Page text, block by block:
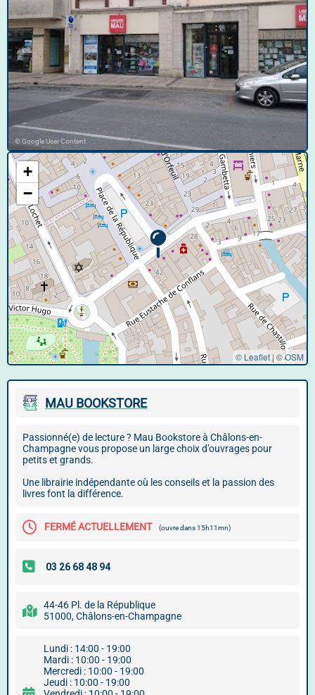
© Google User Content
+
−
© Leaflet| ©OSM
MAU BOOKSTORE
Passionné(e) de lecture ? Mau Bookstore à Châlons-en-
Champagne vous propose un large choix d’ouvrages pour
petits et grands.
Une librairie indépendante où les conseils et la passion des
livres font la différence.
FERMÉ ACTUELLEMENT (ouvre dans 15h11mn)
44-46 Pl. de la République
51000, Châlons-en-Champagne
Lundi : 14:00 - 19:00
Mardi : 10:00 - 19:00
Mercredi : 10:00 - 19:00
Jeudi : 10:00 - 19:00